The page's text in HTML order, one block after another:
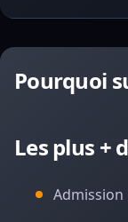
Pourquoi
Les plus +